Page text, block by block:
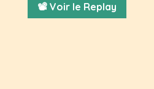
📽️ Voir le Replay